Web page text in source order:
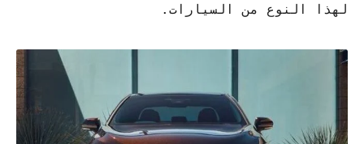
لهذا النوع من السيارات.